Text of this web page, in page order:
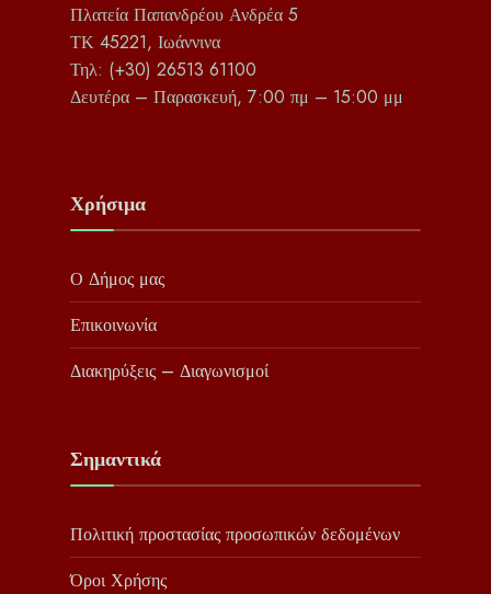
Πλατεία Παπανδρέου Ανδρέα 5
ΤΚ 45221, Ιωάννινα
Τηλ: (+30) 26513 61100
Δευτέρα – Παρασκευή, 7:00 πμ – 15:00 μμ
Χρήσιμα
Ο Δήμος μας
Επικοινωνία
Διακηρύξεις – Διαγωνισμοί
Σημαντικά
Πολιτική προστασίας προσωπικών δεδομένων
Όροι Χρήσης